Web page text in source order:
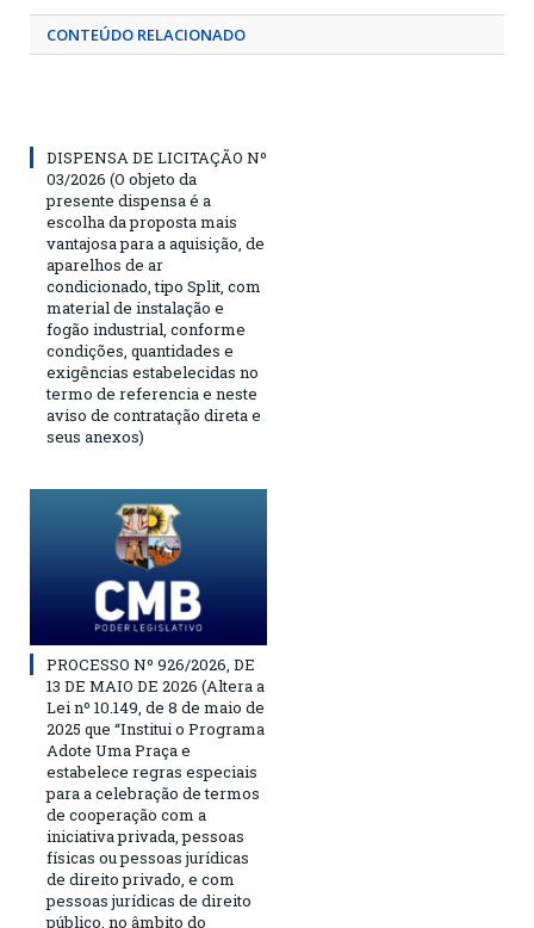
CONTEÚDO RELACIONADO
DISPENSA DE LICITAÇÃO Nº
03/2026 (O objeto da
presente dispensa é a
escolha da proposta mais
vantajosa para a aquisição, de
aparelhos de ar
condicionado, tipo Split, com
material de instalação e
fogão industrial, conforme
condições, quantidades e
exigências estabelecidas no
termo de referencia e neste
aviso de contratação direta e
seus anexos)
PROCESSO Nº 926/2026, DE
13 DE MAIO DE 2026 (Altera a
Lei nº 10.149, de 8 de maio de
2025 que “Institui o Programa
Adote Uma Praça e
estabelece regras especiais
para a celebração de termos
de cooperação com a
iniciativa privada, pessoas
físicas ou pessoas jurídicas
de direito privado, e com
pessoas jurídicas de direito
público, no âmbito do